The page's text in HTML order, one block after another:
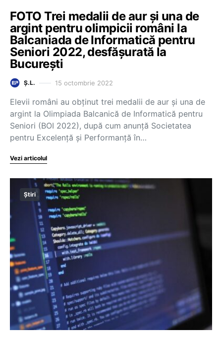
FOTO Trei medalii de aur și una de
argint pentru olimpicii români la
Balcaniada de Informatică pentru
Seniori 2022, desfășurată la
București
Ș.L. 15 octombrie 2022
Elevii români au obținut trei medalii de aur și una de
argint la Olimpiada Balcanică de Informatică pentru
Seniori (BOI 2022), după cum anunță Societatea
pentru Excelență și Performanță în…
Vezi articolul
Știri